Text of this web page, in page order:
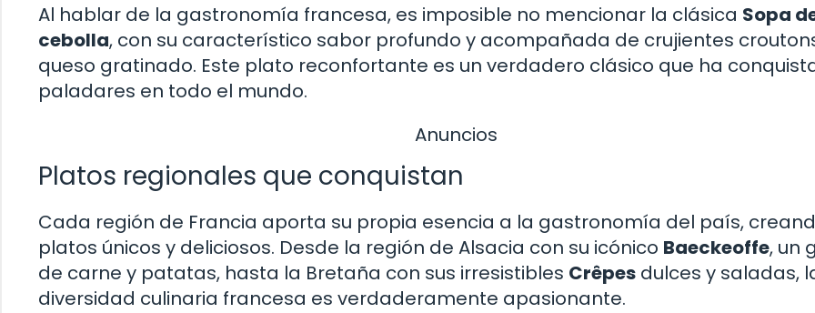
Al hablar de la gastronomía francesa, es imposible no mencionar la clásica Sopa
cebolla, con su característico sabor profundo y acompañada de crujientes
queso gratinado. Este plato reconfortante es un verdadero clásico que ha
paladares en todo el mundo.
Anuncios
Platos regionales que conquistan
Cada región de Francia aporta su propia esencia a la gastronomía del país,
platos únicos y deliciosos. Desde la región de Alsacia con su icónico Baeckeoffe, un
de carne y patatas, hasta la Bretaña con sus irresistibles Crêpes dulces y saladas,
diversidad culinaria francesa es verdaderamente apasionante.